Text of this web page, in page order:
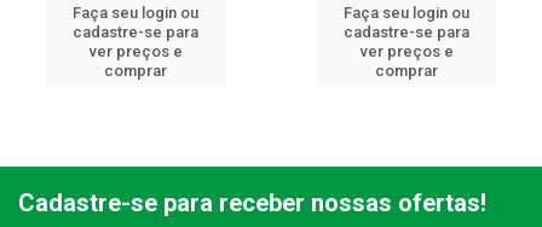
Faça seu login ou
cadastre-se para
ver preços e
comprar
Faça seu login ou
cadastre-se para
ver preços e
comprar
Cadastre-se para receber nossas ofertas!